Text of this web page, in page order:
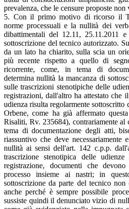
prevalenza, che le censure proposte non
5. Con il primo motivo di ricorso il
norme processuali e la nullità dei
dibattimentali del 12.11, 25.11.2011
sottoscrizione del tecnico autorizzato.
da un lato ha chiarito, sulla scia un
più recente rispetto a quello di
ricorrente, come, in tema di
determina nullità la mancanza di
sulle trascrizioni stenotipiche delle
registrazioni, dall'altro ha attestato che
udienza risulta regolarmente sottoscritto
Orbene, come ha già affermato
Risaliti, Rv. 235684), contrariamente
tema di documentazione degli atti,
riassuntivo che deve necessariamente
nullità ai sensi dell'art. 142 c.p.p.
trascrizione stenotipica delle
registrazione, documenti che
processo insieme ai nastri; in
sottoscrizione da parte del tecnico
anche perché è sempre possibile
sussiste quindi il denunciato vizio di